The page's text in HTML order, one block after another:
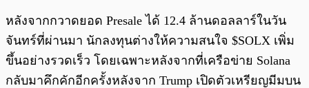
หลังจากกวาดยอด Presale ได้ 12.4 ล้านดอลลาร์ในวัน
จันทร์ที่ผ่านมา นักลงทุนต่างให้ความสนใจ $SOLX เพิ่ม
ขึ้นอย่างรวดเร็ว โดยเฉพาะหลังจากที่เครือข่าย Solana
กลับมาคึกคักอีกครั้งหลังจาก Trump เปิดตัวเหรียญมีมบน